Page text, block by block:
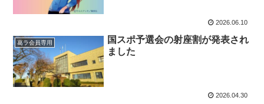
2026.06.10
葛ラ会員専用
国スポ予選会の射座割が発表され
ました
2026.04.30